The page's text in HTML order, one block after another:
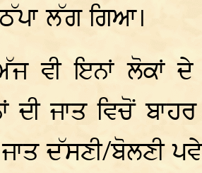
ਲੱਗ ਗਿਆ।
ਵੀ ਇਨਾਂ ਲੋਕਾਂ
ਦੀ ਜਾਤ ਵਿਚੋਂ
ਦੱਸਣੀ/ਬੋਲਣੀ